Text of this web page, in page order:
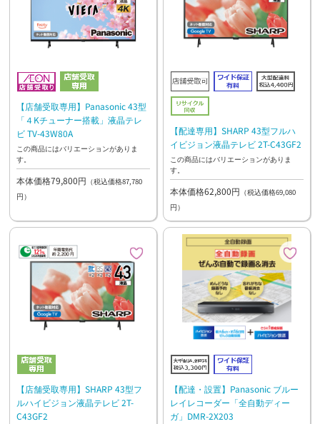
【店舗受取専用】Panasonic 43型
「４Kチューナー搭載」液晶テレ
ビ TV-43W80A
この商品にはバリエーションがありま
す。
本体価格79,800円 （税込価格87,780
円）
【配達専用】SHARP 43型フルハ
イビジョン液晶テレビ 2T-C43GF2
この商品にはバリエーションがありま
す。
本体価格62,800円 （税込価格69,080
円）
【店舗受取専用】SHARP 43型フ
ルハイビジョン液晶テレビ 2T-
C43GF2
【配達・設置】Panasonic ブルー
レイレコーダー「全自動ディー
ガ」DMR-2X203